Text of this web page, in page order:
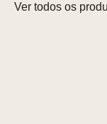
Ver todos os